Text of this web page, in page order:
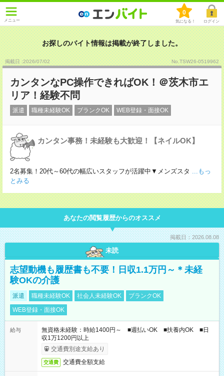
メニュー
0
気になる！ ログイン
お探しのバイト情報は掲載が終了しました。
掲載日 :2026/07/02 No.TSW26-0519962
カンタンなPC操作できればOK！＠茨木市エ
リア！経験不問
派遣 職種未経験OK ブランクOK WEB登録・面接OK
カンタン事務！未経験も大歓迎！【ネイルOK】
2名募集！20代～60代の幅広いスタッフが活躍中▼メンズスタ ...もっ
とみる
あなたの閲覧履歴からのオススメ
掲載日：2026.08.08
未読
志望動機も履歴書も不要！日収1.1万円～＊未経
験OKの介護
派遣 職種未経験OK 社会人未経験OK
ブランクOK
WEB登録・面接OK
給与
無資格未経験：時給1400円～ ■週払いOK ■扶養内OK ■日
収1万1200円以上
交通費別途支給あり
交通費 交通費全額支給